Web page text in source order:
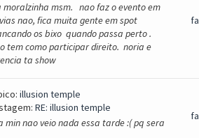
moralzinha msm. nao faz o evento em
nao, fica muita gente em spot
os bixo quando passa perto .
tem como participar direito. noria e
ta show
illusion temple
RE: illusion temple
min nao veio nada essa tarde :( pq sera